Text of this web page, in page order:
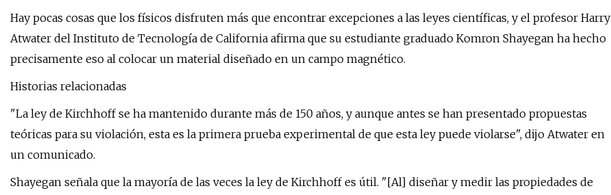
Hay pocas cosas que los físicos disfruten más que encontrar excepciones a las leyes científicas, y el profesor Harry
Atwater del Instituto de Tecnología de California afirma que su estudiante graduado Komron Shayegan ha hecho
precisamente eso al colocar un material diseñado en un campo magnético.
Historias relacionadas
"La ley de Kirchhoff se ha mantenido durante más de 150 años, y aunque antes se han presentado propuestas
teóricas para su violación, esta es la primera prueba experimental de que esta ley puede violarse", dijo Atwater en
un comunicado.
Shayegan señala que la mayoría de las veces la ley de Kirchhoff es útil. "[Al] diseñar y medir las propiedades de